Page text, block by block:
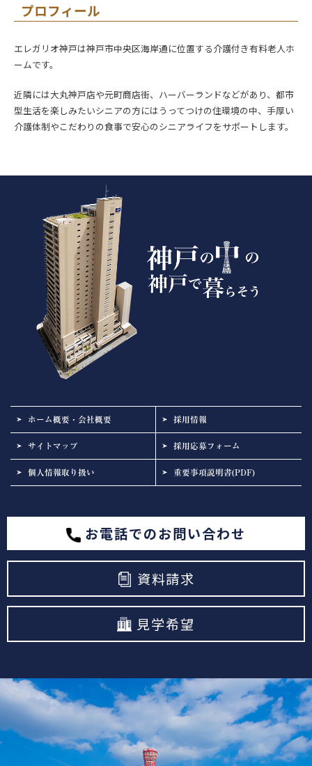
プロフィール
エレガリオ神戸は神戸市中央区海岸通に位置する介護付き有料老人ホ
ームです。
近隣には大丸神戸店や元町商店街、ハーバーランドなどがあり、都市
型生活を楽しみたいシニアの方にはうってつけの住環境の中、手厚い
介護体制やこだわりの食事で安心のシニアライフをサポートします。
ホーム概要・会社概要 採用情報
サイトマップ 採用応募フォーム
個人情報取り扱い 重要事項説明書(PDF)
お電話でのお問い合わせ
資料請求
見学希望